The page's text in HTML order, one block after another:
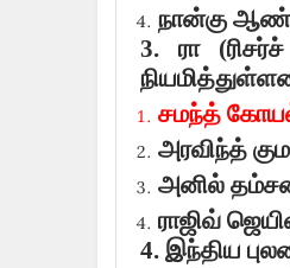
நான்கு
3. ரா
சமந்த்
அரவிந்த்
அனில்
ராஜிவ்
4. இந்திய